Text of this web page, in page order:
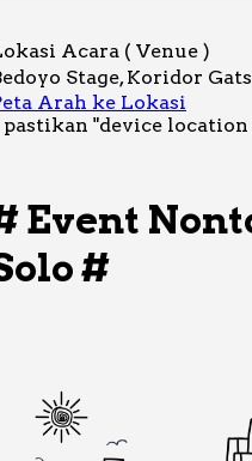
Acara ( Venue )
Stage, Koridor
Arah ke Lokasi
pastikan "device
Event
#